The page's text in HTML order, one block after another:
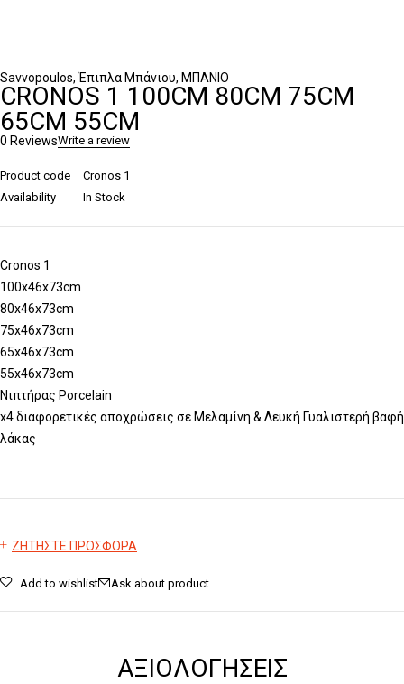
Savvopoulos,Έπιπλα Μπάνιου, ΜΠΑΝΙΟ
CRONOS 1 100CM 80CM 75CM
65CM 55CM
0 ReviewsWrite a review
Product code
Cronos 1
Availability
In Stock
Cronos 1
100x46x73cm
80x46x73cm
75x46x73cm
65x46x73cm
55x46x73cm
Νιπτήρας Porcelain
x4 διαφορετικές αποχρώσεις σε Μελαμίνη & Λευκή Γυαλιστερή βαφή
λάκας
ΖΗΤΗΣΤΕ ΠΡΟΣΦΟΡΑ
Add to wishlist Ask about product
ΑΞΙΟΛΟΓΉΣΕΙΣ